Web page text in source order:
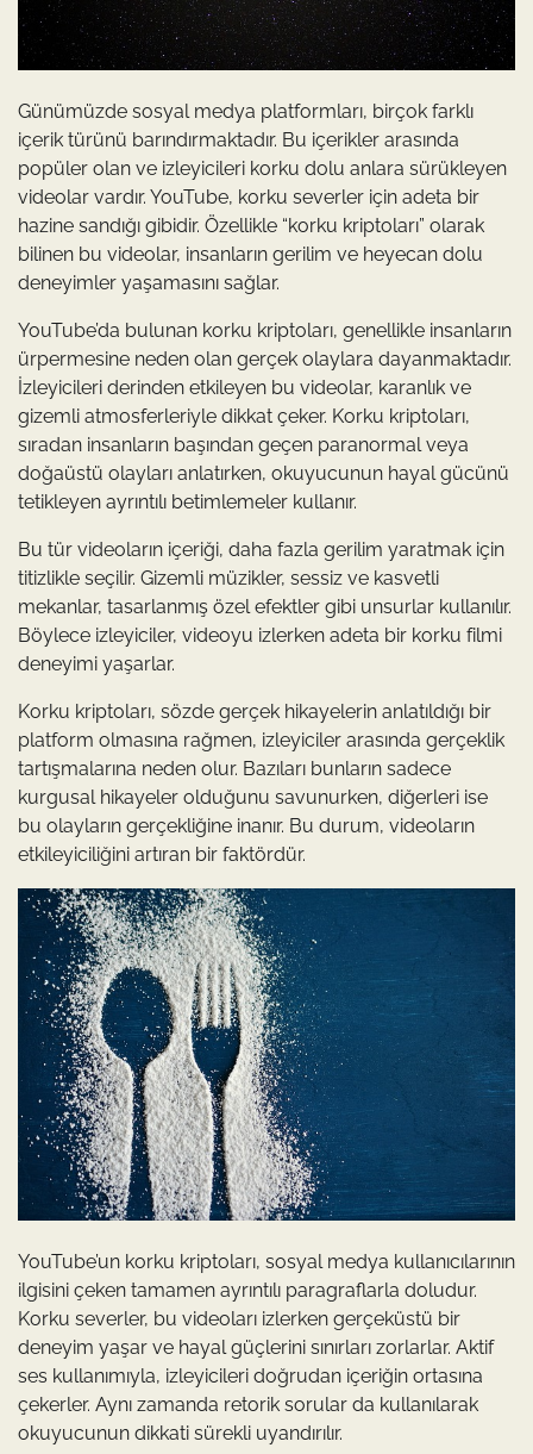
Günümüzde sosyal medya platformları, birçok farklı
içerik türünü barındırmaktadır. Bu içerikler arasında
popüler olan ve izleyicileri korku dolu anlara sürükleyen
videolar vardır. YouTube, korku severler için adeta bir
hazine sandığı gibidir. Özellikle “korku kriptoları” olarak
bilinen bu videolar, insanların gerilim ve heyecan dolu
deneyimler yaşamasını sağlar.
YouTube’da bulunan korku kriptoları, genellikle insanların
ürpermesine neden olan gerçek olaylara dayanmaktadır.
İzleyicileri derinden etkileyen bu videolar, karanlık ve
gizemli atmosferleriyle dikkat çeker. Korku kriptoları,
sıradan insanların başından geçen paranormal veya
doğaüstü olayları anlatırken, okuyucunun hayal gücünü
tetikleyen ayrıntılı betimlemeler kullanır.
Bu tür videoların içeriği, daha fazla gerilim yaratmak için
titizlikle seçilir. Gizemli müzikler, sessiz ve kasvetli
mekanlar, tasarlanmış özel efektler gibi unsurlar kullanılır.
Böylece izleyiciler, videoyu izlerken adeta bir korku filmi
deneyimi yaşarlar.
Korku kriptoları, sözde gerçek hikayelerin anlatıldığı bir
platform olmasına rağmen, izleyiciler arasında gerçeklik
tartışmalarına neden olur. Bazıları bunların sadece
kurgusal hikayeler olduğunu savunurken, diğerleri ise
bu olayların gerçekliğine inanır. Bu durum, videoların
etkileyiciliğini artıran bir faktördür.
YouTube’un korku kriptoları, sosyal medya kullanıcılarının
ilgisini çeken tamamen ayrıntılı paragraflarla doludur.
Korku severler, bu videoları izlerken gerçeküstü bir
deneyim yaşar ve hayal güçlerini sınırları zorlarlar. Aktif
ses kullanımıyla, izleyicileri doğrudan içeriğin ortasına
çekerler. Aynı zamanda retorik sorular da kullanılarak
okuyucunun dikkati sürekli uyandırılır.